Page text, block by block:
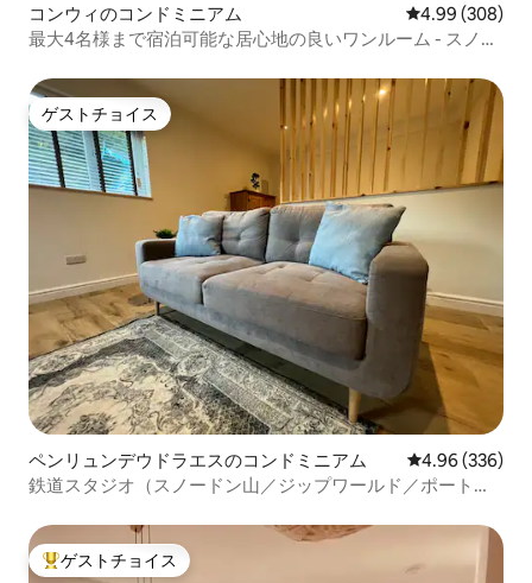
コンウィのコンドミニアム レビュー308
4.99 (308)
最大4名様まで宿泊可能な居心地の良いワンルーム - スノー
ゲストチョイス
ゲストチョイス
ペンリュンデウドラエスのコンドミニアム レビュー336
4.96 (336)
鉄道スタジオ（スノードン山／ジップワールド／ポートメ
大好評のゲストチョイスです。
ゲストチョイス